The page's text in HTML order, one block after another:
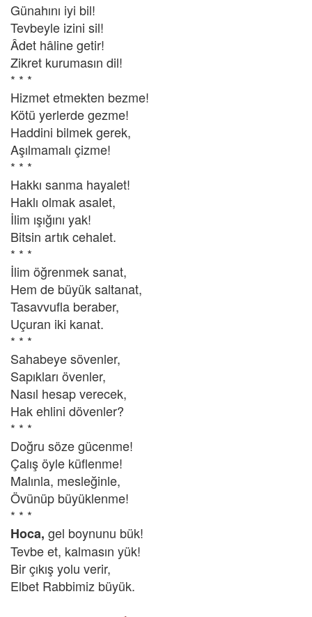
Günahını iyi bil!
Tevbeyle izini sil!
Âdet hâline getir!
Zikret kurumasın dil!
* * *
Hizmet etmekten bezme!
Kötü yerlerde gezme!
Haddini bilmek gerek,
Aşılmamalı çizme!
* * *
Hakkı sanma hayalet!
Haklı olmak asalet,
İlim ışığını yak!
Bitsin artık cehalet.
* * *
İlim öğrenmek sanat,
Hem de büyük saltanat,
Tasavvufla beraber,
Uçuran iki kanat.
* * *
Sahabeye sövenler,
Sapıkları övenler,
Nasıl hesap verecek,
Hak ehlini dövenler?
* * *
Doğru söze gücenme!
Çalış öyle küflenme!
Malınla, mesleğinle,
Övünüp büyüklenme!
* * *
Hoca, gel boynunu bük!
Tevbe et, kalmasın yük!
Bir çıkış yolu verir,
Elbet Rabbimiz büyük.